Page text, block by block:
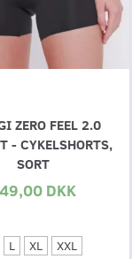
ZERO FEEL 2.0
- CYKELSHORTS,
SORT
DKK
L XL XXL